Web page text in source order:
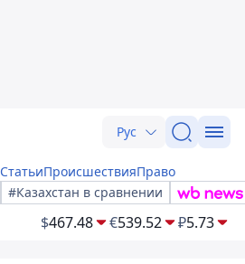
Рус
СтатьиПроисшествияПраво
#Казахстан в сравнении
$467.48 €539.52 ₽5.73